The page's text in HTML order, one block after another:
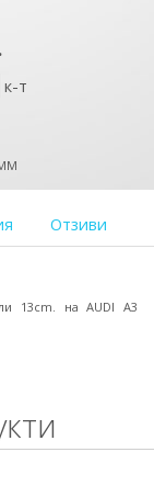
к-т
Отзиви
13cm. на AUDI A3